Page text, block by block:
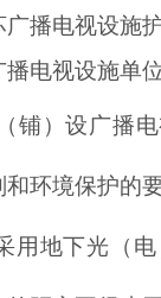
广播电视设施
电视设施单
铺）设广播
环境保护的
用地下光（